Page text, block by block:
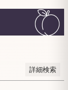
詳細検索